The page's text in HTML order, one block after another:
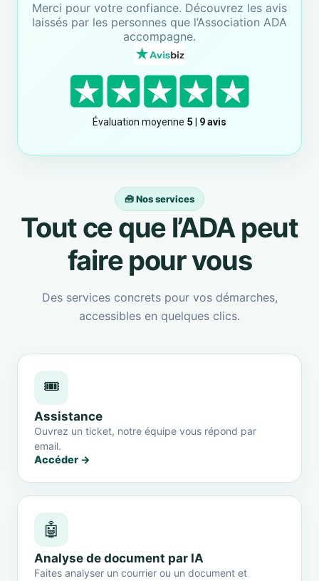
Merci pour votre confiance. Découvrez les avis
laissés par les personnes que l’Association ADA
accompagne.
🧰 Nos services
Tout ce que l’ADA peut
faire pour vous
Des services concrets pour vos démarches,
accessibles en quelques clics.
🎟️
Assistance
Ouvrez un ticket, notre équipe vous répond par
email.
Accéder →
🤖
Analyse de document par IA
Faites analyser un courrier ou un document et